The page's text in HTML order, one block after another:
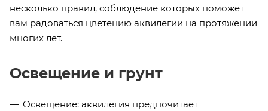
несколько правил, соблюдение которых поможет
вам радоваться цветению аквилегии на протяжении
многих лет.
Освещение и грунт
Освещение: аквилегия предпочитает